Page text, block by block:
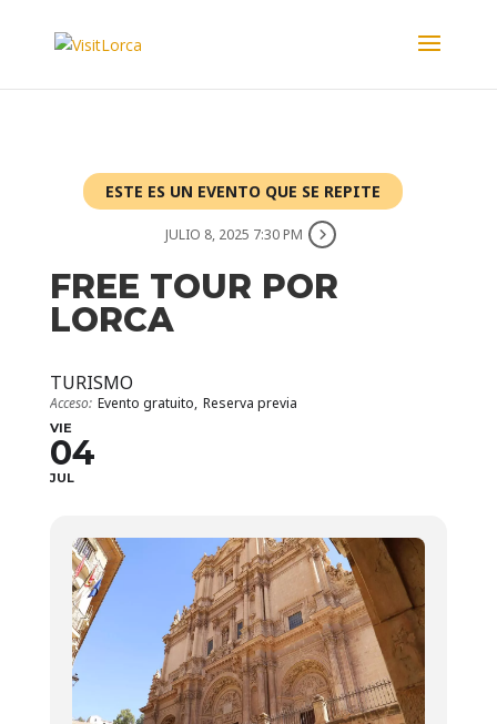
ESTE ES UN EVENTO QUE SE REPITE
JULIO 8, 2025 7:30 PM
FREE TOUR POR
LORCA
TURISMO
Acceso: Evento gratuito, Reserva previa
VIE
04
JUL